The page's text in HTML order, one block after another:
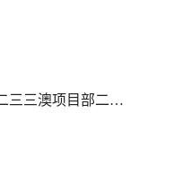
08 中国核建中核五公司 C5 核电项目部写真机、条幅机设备常规采购采购结果公告